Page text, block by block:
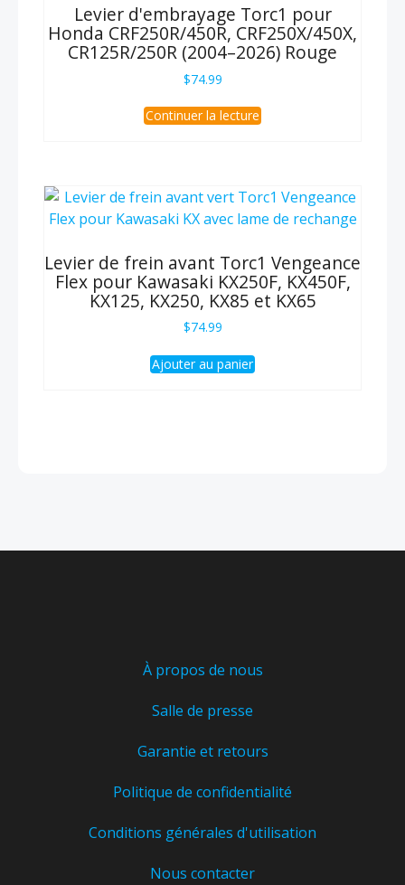
Levier d'embrayage Torc1 pour
Honda CRF250R/450R, CRF250X/450X,
CR125R/250R (2004–2026) Rouge
$74.99
Continuer la lecture
Levier de frein avant Torc1 Vengeance
Flex pour Kawasaki KX250F, KX450F,
KX125, KX250, KX85 et KX65
$74.99
Ajouter au panier
À propos de nous
Salle de presse
Garantie et retours
Politique de confidentialité
Conditions générales d'utilisation
Nous contacter